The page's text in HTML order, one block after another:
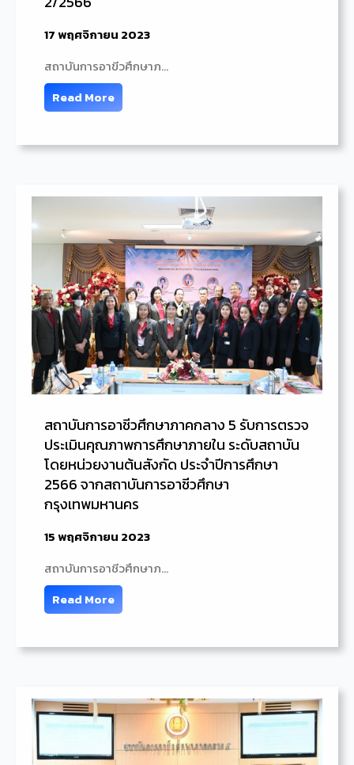
17 พฤศจิกายน 2023
สถาบันการอาขีวศึกษาภ…
Read More
สถาบันการอาชีวศึกษาภาคกลาง 5 รับการตรวจ
ประเมินคุณภาพการศึกษาภายใน ระดับสถาบัน
โดยหน่วยงานต้นสังกัด ประจำปีการศึกษา
2566 จากสถาบันการอาชีวศึกษา
กรุงเทพมหานคร
15 พฤศจิกายน 2023
สถาบันการอาชีวศึกษาภ…
Read More